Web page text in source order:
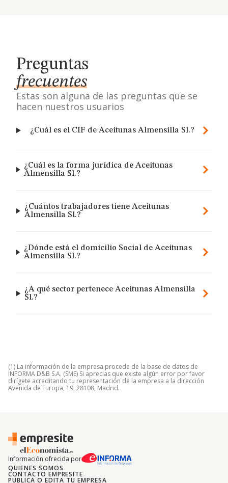
Preguntas
frecuentes
Estas son alguna de las preguntas que se
hacen nuestros usuarios
¿Cuál es el CIF de Aceitunas Almensilla Sl.?
¿Cuál es la forma jurídica de Aceitunas
Almensilla Sl.?
¿Cuántos trabajadores tiene Aceitunas
Almensilla Sl.?
¿Dónde está el domicilio Social de Aceitunas
Almensilla Sl.?
¿A qué sector pertenece Aceitunas Almensilla
Sl.?
(1) La información de la empresa procede de la base de datos de
INFORMA D&B S.A. (SME) Si aprecias que existe algún error por favor
dirígete acreditando tu representación de la empresa a la dirección
Avenida de Europa, 19, 28108, Madrid.
Información ofrecida por
QUIENES SOMOS
CONTACTO EMPRESITE
PUBLICA O EDITA TU EMPRESA